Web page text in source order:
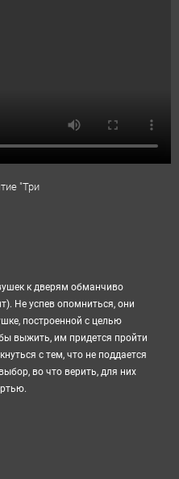
"Три
к дверям обманчиво
Не успев опомниться, они
построенной с целью
выжить, им придется пройти
с тем, что не поддается
во что верить, для них